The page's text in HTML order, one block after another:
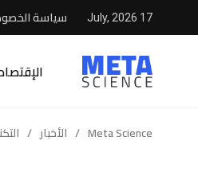
17 July, 2026 سياسة
الإقتصاد
Meta Science
/ الأخبار /